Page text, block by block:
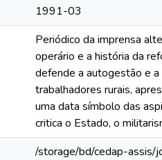
1991-03
Periódico da imprensa
operário e a história da
defende a autogestão e a
trabalhadores rurais,
uma data símbolo das
critica o Estado, o
/storage/bd/cedap-